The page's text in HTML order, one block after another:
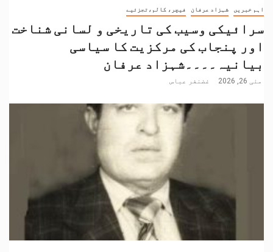
اہم خبریں شہزاد عرفان فیچر، کالم،تجزئیے
سرائیکی وسیب کی تاریخی و لسانی شناخت
اور پنجاب کی مرکزیت کا سیاسی
بیانیہ۔۔۔۔شہزاد عرفان
مئی 26, 2026 غضنفر عباس